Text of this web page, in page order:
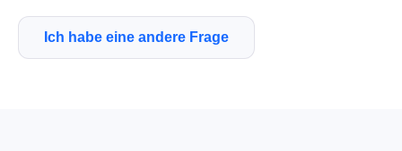
Ich habe eine andere Frage